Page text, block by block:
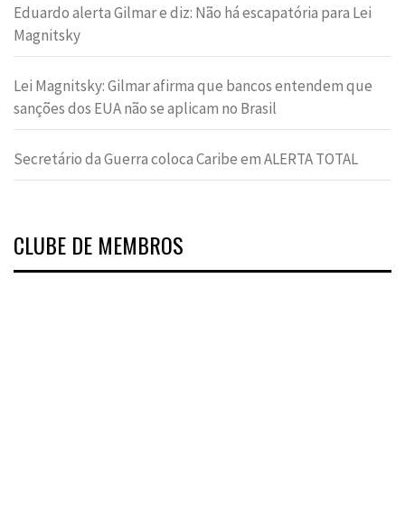
Eduardo alerta Gilmar e diz: Não há escapatória para Lei
Magnitsky
Lei Magnitsky: Gilmar afirma que bancos entendem que
sanções dos EUA não se aplicam no Brasil
Secretário da Guerra coloca Caribe em ALERTA TOTAL
CLUBE DE MEMBROS